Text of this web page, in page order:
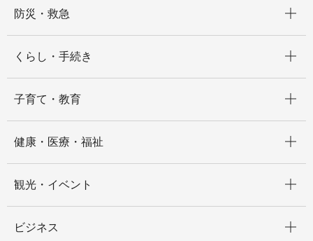
防災・救急
くらし・手続き
子育て・教育
健康・医療・福祉
観光・イベント
ビジネス